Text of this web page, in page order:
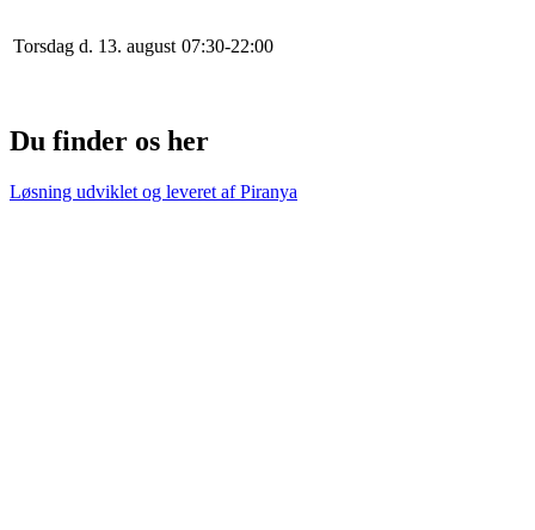
Torsdag d. 13. august 07:30-22:00
Du finder os her
Løsning udviklet og leveret afPiranya